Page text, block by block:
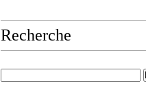
Recherche